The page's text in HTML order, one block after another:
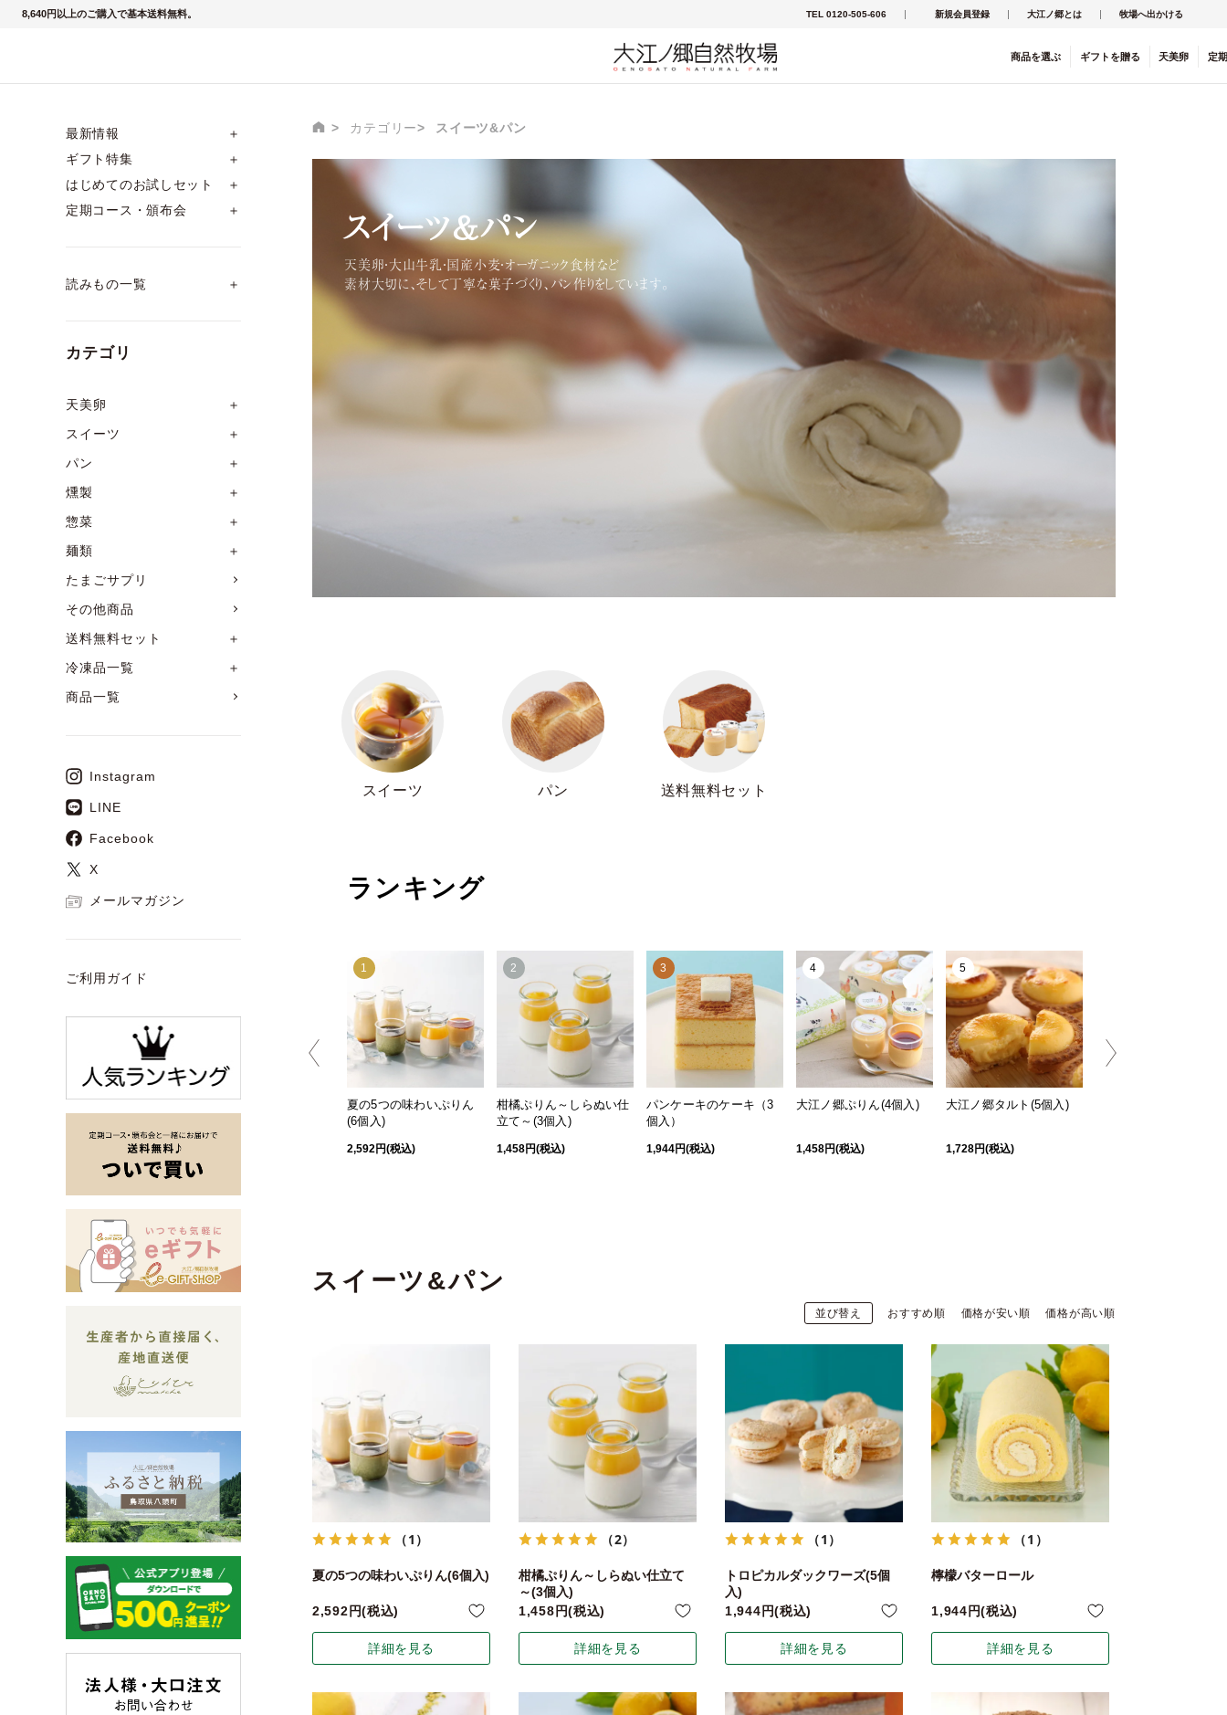
8,640円以上のご購入で基本送料無料。 TEL 0120-505-606 新規会員登録 大江ノ郷とは 牧場へ出かける
商品を選ぶ ギフト を贈る 天美卵 定
最新情報
＋
ギフト特集
＋
はじめてのお試しセット
＋
定期コース・頒布会
＋
読みもの一覧 ＋
カテゴリ
天美卵
＋
スイーツ
＋
パン
＋
燻製
＋
惣菜
＋
麺類
＋
たまごサプリ
その他商品
送料無料セット
＋
冷凍品一覧
＋
商品一覧
Instagram
LINE
Facebook
X
メールマガジン
ご利用ガイド
カテゴリー スイーツ&パン
スイーツ&パン
天美卵・大山牛乳・国産小麦・オーガニック食材など
素材大切に、そして丁寧な菓子づくり、パン作りをしています。
スイーツ パン 送料無料セット
ランキング
1
夏の5つの味わいぷりん
(6個入)
2,592円(税込)
2
柑橘ぷりん～しらぬい仕
立て～(3個入)
1,458円(税込)
3
パンケーキのケーキ（3
個入）
1,944円(税込)
4
大江ノ郷ぷりん(4個入)
1,458円(税込)
5
大江ノ郷タルト(5個入)
1,728円(税込)
スイーツ&パン
並び替え おすすめ順 価格が安い順 価格が高い順
（1）
夏の5つの味わいぷりん(6個入)
2,592 税込
詳細を見る
（2）
柑橘ぷりん～しらぬい仕立て
～(3個入)
1,458
税込
詳細を見る
（1）
トロピカルダックワーズ(5個
入)
1,944
税込
詳細を見る
（1）
檸檬バターロール
1,944 税込
詳細を見る